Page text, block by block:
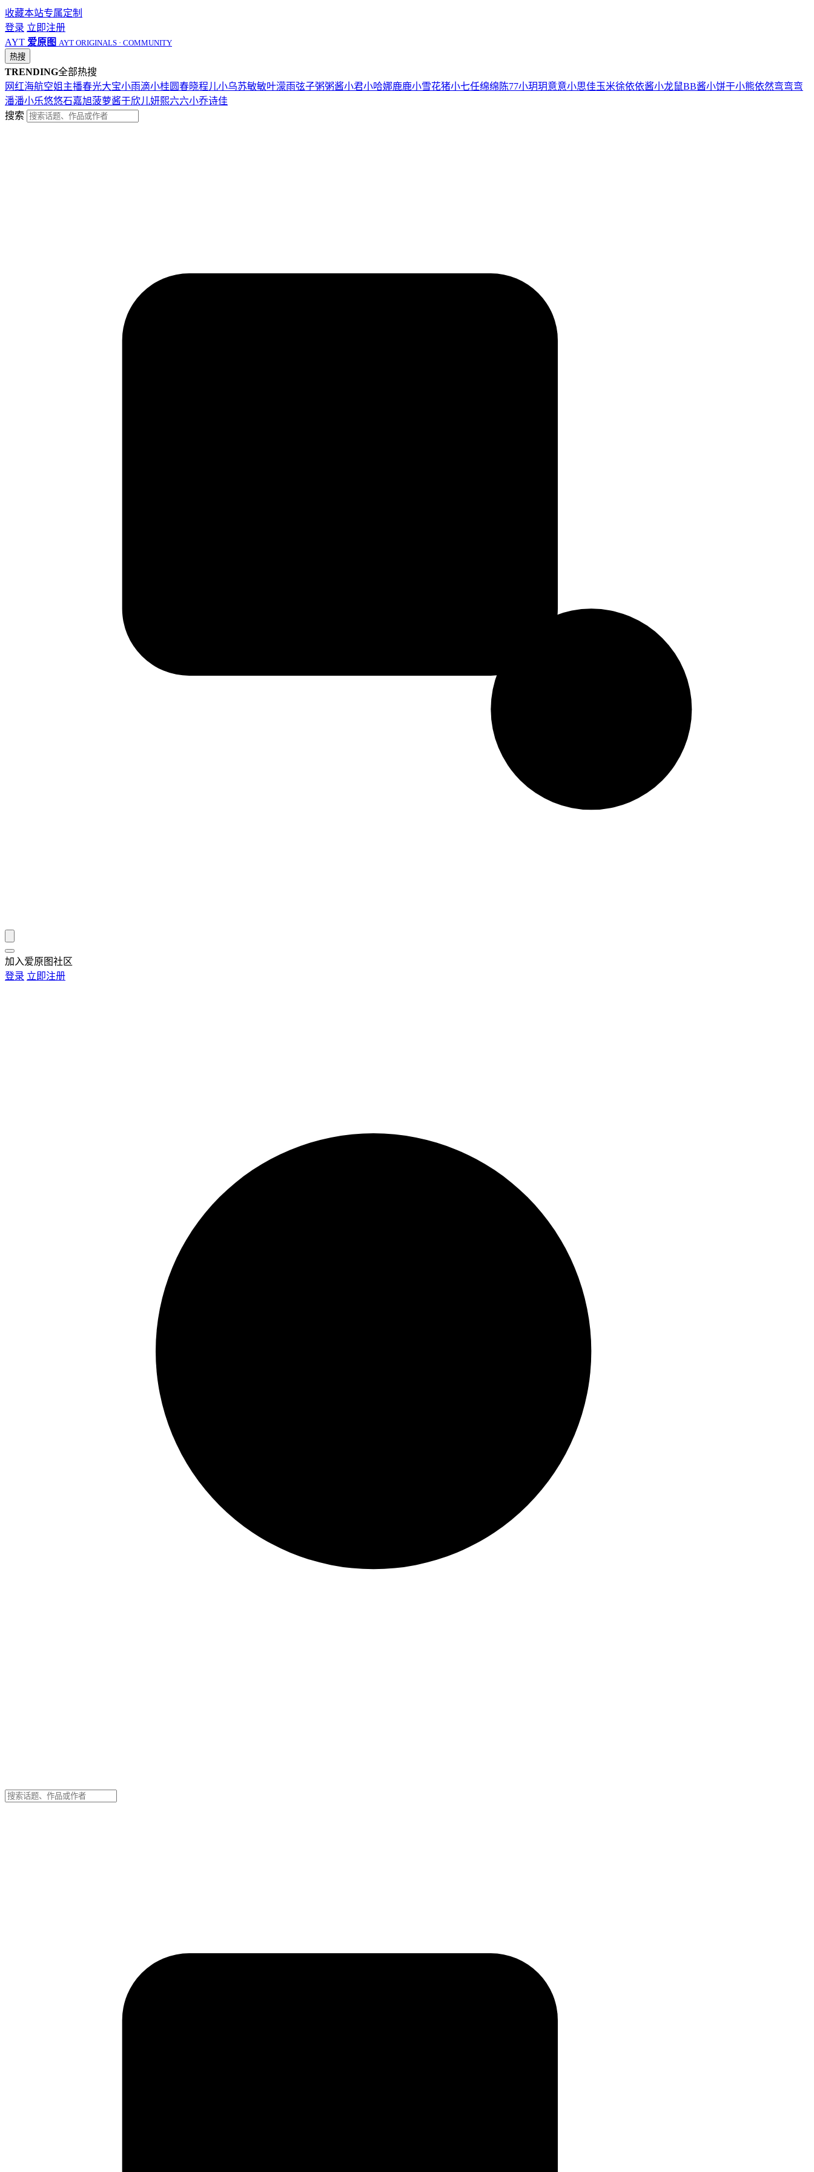
收藏本站专属定制
登录 立即注册
AYT 爱原图 AYT ORIGINALS · COMMUNITY
热搜
TRENDING全部热搜
网红海航空姐 主播春光大宝小雨滴小桂圆春晓程儿小乌苏敏敏叶濛雨弦子粥粥酱小君小哈娜鹿鹿小雪花猪小七任绵绵 陈77小玥玥意意小思佳玉米徐依依酱小龙鼠BB酱小饼干小熊依然弯弯弯
潘潘小乐悠悠石嘉旭菠萝酱于欣儿妍熙六六小乔诗佳
搜索
加入爱原图社区
登录 立即注册